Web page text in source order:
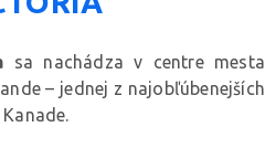
sa nachádza v centre mesta
– jednej z najobľúbenejších